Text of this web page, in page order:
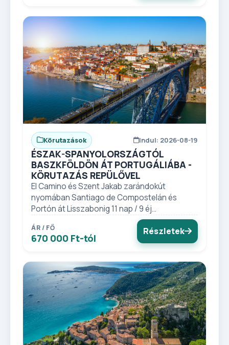
Körutazások Indul: 2026-08-19
ÉSZAK-SPANYOLORSZÁGTÓL
BASZKFÖLDÖN ÁT PORTUGÁLIÁBA -
KÖRUTAZÁS REPÜLŐVEL
El Camino és Szent Jakab zarándokút
nyomában Santiago de Compostelán és
Portón át Lisszabonig 11 nap / 9 éj...
ÁR / FŐ
670 000 Ft-tól
Részletek